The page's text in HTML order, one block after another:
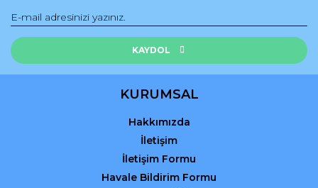
Ürün resmi kalitesiz, bozuk veya görüntülenemiyor.
Ürün açıklamasında eksik bilgiler bulunuyor.
Ürün fiyatı diğer sitelerden daha pahalı.
KAYDOL
KURUMSAL
Hakkımızda
İletişim
İletişim Formu
Havale Bildirim Formu